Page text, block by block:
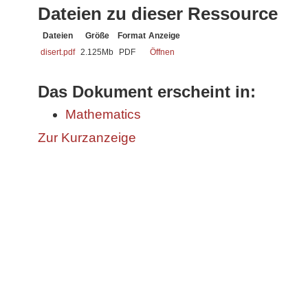
Dateien zu dieser Ressource
Dateien Größe Format Anzeige
disert.pdf 2.125Mb PDF Öffnen
Das Dokument erscheint in:
Mathematics
Zur Kurzanzeige